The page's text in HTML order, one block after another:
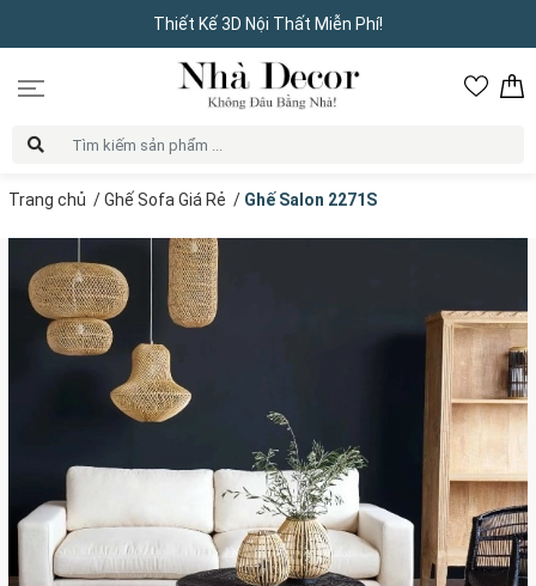
Thiết Kế 3D Nội Thất Miễn Phí!
Trang chủ /Ghế Sofa Giá Rẻ / Ghế Salon 2271S